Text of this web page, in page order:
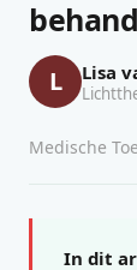
L Lisa
Medische
In dit